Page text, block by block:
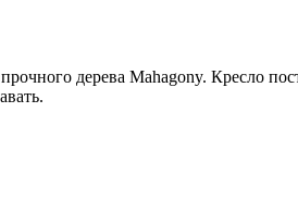
дерева Mahagony. Кресло